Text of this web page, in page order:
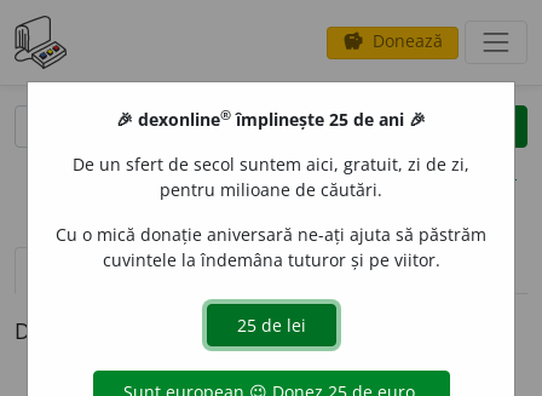
savings Donează
clear
opțiuni
definiții (1) pronunțievolume_up (50)
Definiția cu ID-ul 400603:
🎉 dexonline® împlinește 25 de ani 🎉
De un sfert de secol suntem aici, gratuit, zi de zi,
pentru milioane de căutări.
Cu o mică donație aniversară ne-ați ajuta să păstrăm
cuvintele la îndemâna tuturor și pe viitor.